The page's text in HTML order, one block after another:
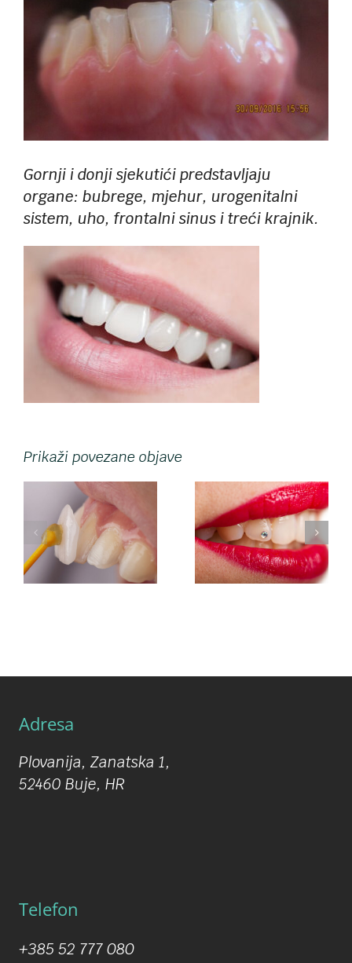
Gornji i donji sjekutići predstavljaju
organe: bubrege, mjehur, urogenitalni
sistem, uho, frontalni sinus i treći krajnik.
Prikaži povezane objave
Adresa
Plovanija, Zanatska 1,
52460 Buje, HR
Telefon
+385 52 777 080